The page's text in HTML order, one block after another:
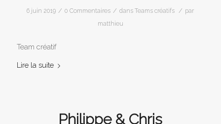
6 juin 2019 / 0 Commentaires / dansTeams créatifs / par
matthieu
Team créatif
Lire la suite
Philippe & Chris